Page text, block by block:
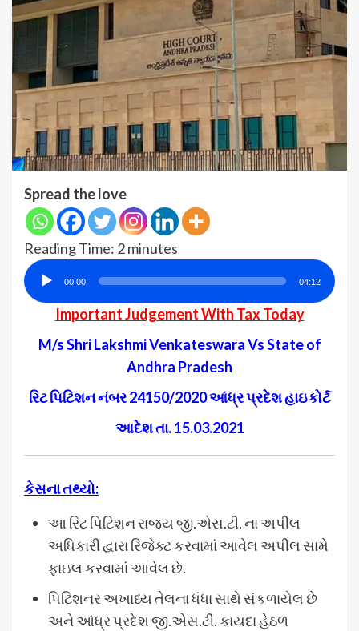
Spread the love
Reading Time: 2minutes
Audio
Player
00:00 04:12
Important Judgement With Tax Today
M/s Shri Lakshmi Venkateswara Vs State of
Andhra Pradesh
રિટ પિટિશન નંબર 24150/2020 આંધ્ર પ્રદેશ હાઇકોર્ટ
આદેશ તા. 15.03.2021
કેસના તથ્યો:
આ રિટ પિટિશન રાજ્ય જી.એસ.ટી. ના અપીલ
અધિકારી દ્વારા રિજેક્ટ કરવામાં આવેલ અપીલ સામે
ફાઇલ કરવામાં આવેલ છે.
પિટિશનર અખાધ્ય તેલના ધંધા સાથે સંકળાયેલ છે
અને આંધ્ર પ્રદેશ જી.એસ.ટી. કાયદા હેઠળ